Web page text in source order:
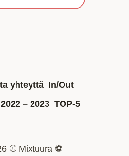
yhteyttä In/Out
– 2023 TOP-5
⚾ Mixtuura ⚽